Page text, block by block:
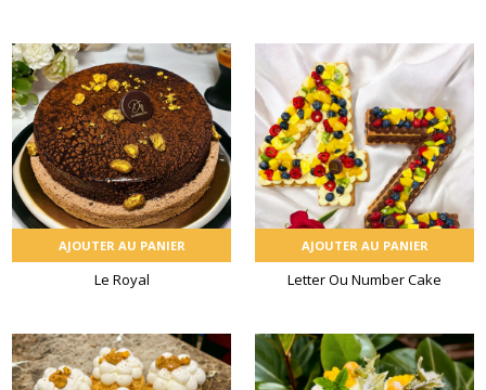
AJOUTER AU PANIER
Le Royal
AJOUTER AU PANIER
Letter Ou Number Cake